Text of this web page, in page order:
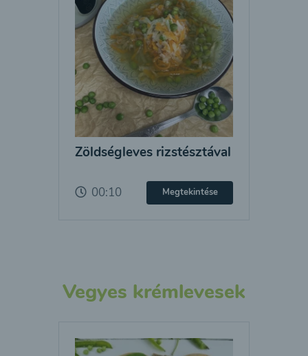
Zöldségleves rizstésztával
00:10 Megtekintése
Vegyes krémlevesek